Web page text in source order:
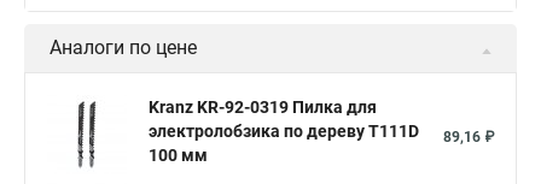
Аналоги по цене
Kranz KR-92-0319 Пилка для
электролобзика по дереву T111D
100 мм
89,16 ₽